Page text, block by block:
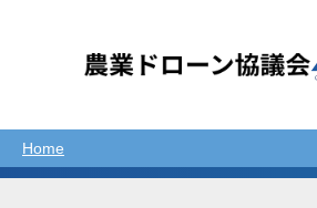
Home